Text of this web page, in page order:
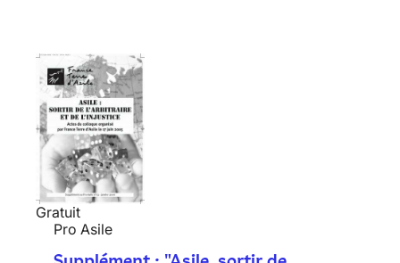
Gratuit
Pro Asile